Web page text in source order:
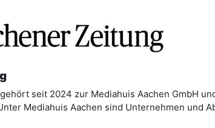
seit 2024 zur Mediahuis Aachen GmbH
Mediahuis Aachen sind Unternehmen und